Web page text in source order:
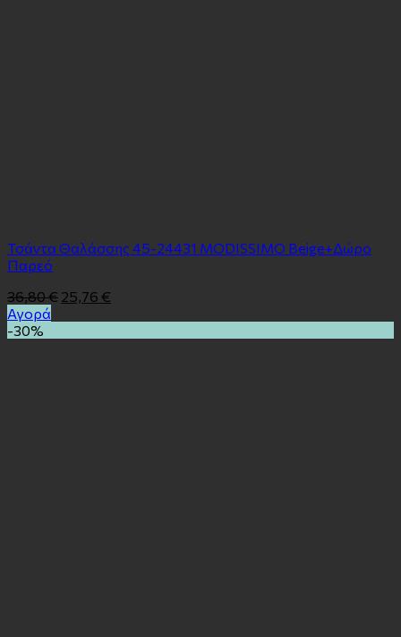
Τσάντα Θαλάσσης 45-24431 MODISSIMO Beige+Δώρο
Παρεό
36,80€ 25,76 €
Αγορά
-30%